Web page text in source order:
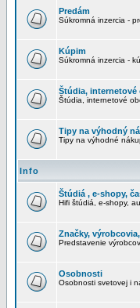
Predám
Súkromná inzercia -
Kúpim
Súkromná inzercia -
Štúdia, internetové
Štúdia, internetové
Tipy na výhodný
Tipy na výhodné
Info
Štúdiá , e-shopy,
Hifi štúdiá, e-shopy,
Značky,
Predstavenie
Osobnosti
Osobnosti svetovej i